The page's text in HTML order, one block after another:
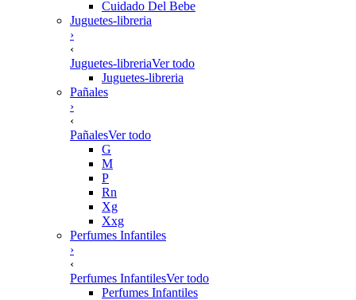
Cuidado Del Bebe
Juguetes-libreria
›
‹
Juguetes-libreriaVer todo
Juguetes-libreria
Pañales
›
‹
PañalesVer todo
G
M
P
Rn
Xg
Xxg
Perfumes Infantiles
›
‹
Perfumes InfantilesVer todo
Perfumes Infantiles